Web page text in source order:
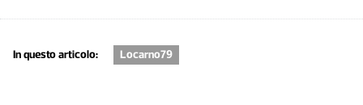
In questo articolo: Locarno79